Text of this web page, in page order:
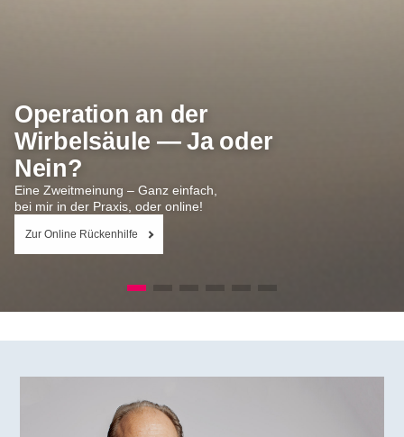
Operation an der
Wirbelsäule — Ja oder
Nein?
Eine Zweitmeinung – Ganz einfach,
bei mir in der Praxis, oder online!
Zur Online Rückenhilfe